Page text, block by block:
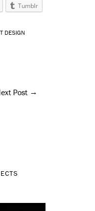
Tumblr
DESIGN
Post